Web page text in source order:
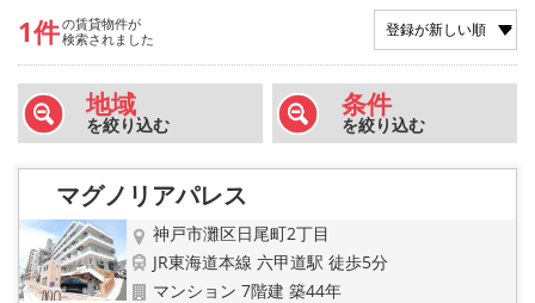
ペット飼育可物件
路線·駅から探す
地域から探す
地図から探す
店舗情報·アクセス
1件の賃貸物件が
検索されました
地域
を絞り込む
条件
を絞り込む
マグノリアパレス
神戸市灘区日尾町2丁目
JR東海道本線 六甲道駅 徒歩5分
マンション 7階建 築44年